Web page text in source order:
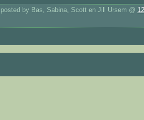
posted by Bas, Sabina, Scott en Jill Ursem @